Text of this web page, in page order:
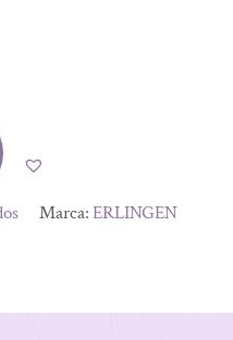
Marca:ERLINGEN